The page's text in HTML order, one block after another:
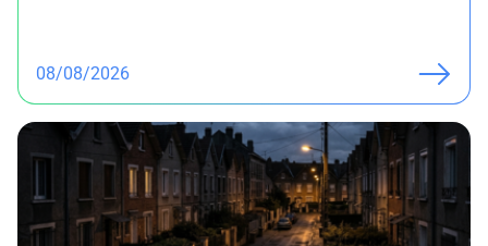
08/08/2026